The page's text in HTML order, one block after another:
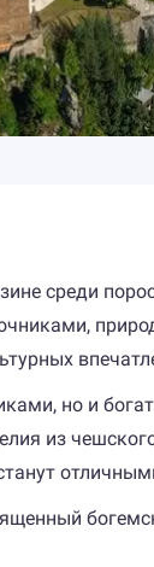
среди
но и
из